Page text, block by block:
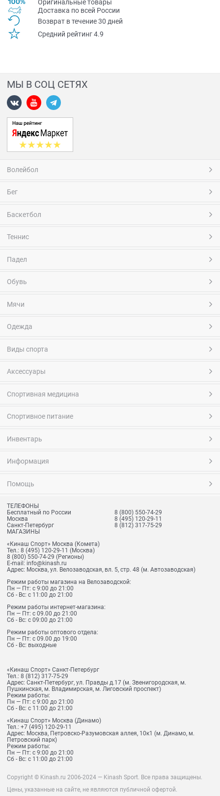
Оригинальные товары
Доставка по всей Pоссии
Возврат в течение 30 дней
Средний рейтинг 4.9
МЫ В СОЦ СЕТЯХ
Волейбол
Бег
Баскетбол
Теннис
Падел
Обувь
Мячи
Одежда
Виды спорта
Аксессуары
Спортивная медицина
Спортивное питание
Инвентарь
Информация
Помощь
ТЕЛЕФОНЫ
Бесплатный по России
8 (800) 550-74-29
Москва
8 (495) 120-29-11
Санкт-Петербург
8 (812) 317-75-29
МАГАЗИНЫ
«Кинаш Спорт» Москва (Комета)
Тел.: 8 (495) 120-29-11 (Москва)
8 (800) 550-74-29 (Регионы)
E-mail: info@kinash.ru
Адрес: Москва, ул. Велозаводская, вл. 5, стр. 48 (м. Автозаводская)
Режим работы магазина на Велозаводской:
Пн — Пт: с 9:00 до 21:00
Сб - Вс: с 11:00 до 21:00
Режим работы интернет-магазина:
Пн — Пт: с 09.00 до 21:00
Сб - Вс: с 09:00 до 21:00
Режим работы оптового отдела:
Пн — Пт: с 09.00 до 19:00
Сб - Вс: выходные
«Кинаш Спорт» Санкт-Петербург
Тел.: 8 (812) 317-75-29
Адрес: Санкт-Петербург, ул. Правды д.17 (м. Звенигородская, м.
Пушкинская, м. Владимирская, м. Лиговский проспект)
Режим работы:
Пн — Пт: с 9:00 до 21:00
Сб - Вс: с 11:00 до 21:00
«Кинаш Спорт» Москва (Динамо)
Тел.: +7 (495) 120-29-11
Адрес: Москва, Петровско-Разумовская аллея, 10к1 (м. Динамо, м.
Петровский парк)
Режим работы:
Пн — Пт: с 9:00 до 21:00
Сб - Вс: с 11:00 до 21:00
Copyright © Kinash.ru 2006-2024 — Kinash Sport. Все права защищены.
Цены, указанные на сайте, не являются публичной офертой.